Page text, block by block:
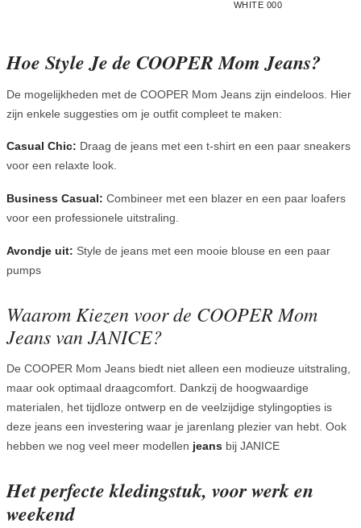
WHITE 000
Hoe Style Je de COOPER Mom Jeans?
De mogelijkheden met de COOPER Mom Jeans zijn eindeloos. Hier
zijn enkele suggesties om je outfit compleet te maken:
Casual Chic: Draag de jeans met een t-shirt en een paar sneakers
voor een relaxte look.
Business Casual: Combineer met een blazer en een paar loafers
voor een professionele uitstraling.
Avondje uit: Style de jeans met een mooie blouse en een paar
pumps
Waarom Kiezen voor de COOPER Mom
Jeans van JANICE?
De COOPER Mom Jeans biedt niet alleen een modieuze uitstraling,
maar ook optimaal draagcomfort. Dankzij de hoogwaardige
materialen, het tijdloze ontwerp en de veelzijdige stylingopties is
deze jeans een investering waar je jarenlang plezier van hebt. Ook
hebben we nog veel meer modellen jeans bij JANICE
Het perfecte kledingstuk, voor werk en
weekend